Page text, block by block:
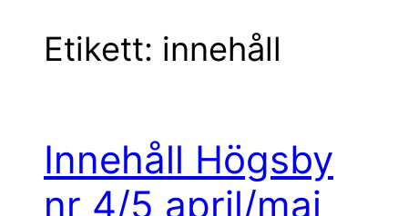
Etikett: innehåll
Innehåll Högsby
nr 4/5 april/maj